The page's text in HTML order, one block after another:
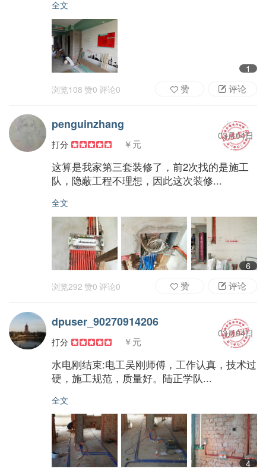
全文
1
浏览108 赞0 评论0 评论
赞
penguinzhang
打分 ￥元
03月04日
这算是我家第三套装修了，前2次找的是施工
队，隐蔽工程不理想，因此这次装修...
全文
6
浏览292 赞0 评论0 评论
赞
dpuser_90270914206
打分 ￥元
03月04日
水电刚结束:电工吴刚师傅，工作认真，技术过
硬，施工规范，质量好。陆正学队...
全文
4